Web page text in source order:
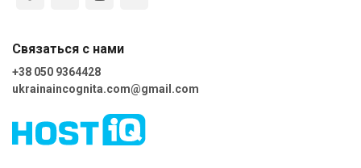
Связаться с нами
+38 050 9364428
ukrainaincognita.com@gmail.com